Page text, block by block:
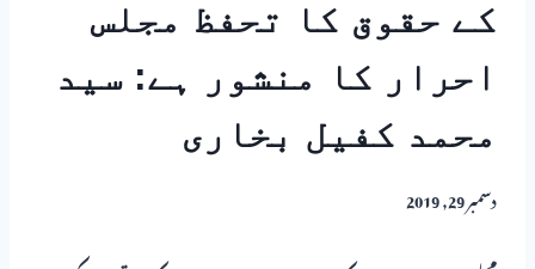
کے حقوق کا تحفظ مجلس
احرار کا منشور ہے: سید
محمد کفیل بخاری
دسمبر 29, 2019